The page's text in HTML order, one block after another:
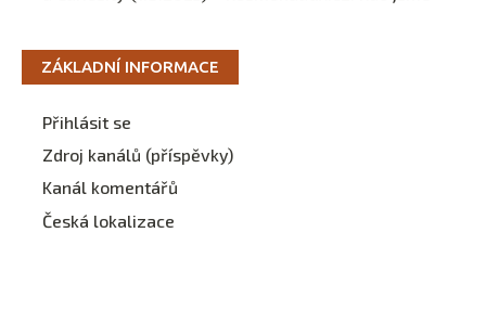
ZÁKLADNÍ INFORMACE
Přihlásit se
Zdroj kanálů (příspěvky)
Kanál komentářů
Česká lokalizace